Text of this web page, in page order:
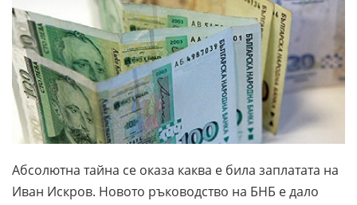
Абсолютна тайна се оказа каква е била заплатата на
Иван Искров. Новото ръководство на БНБ е дало